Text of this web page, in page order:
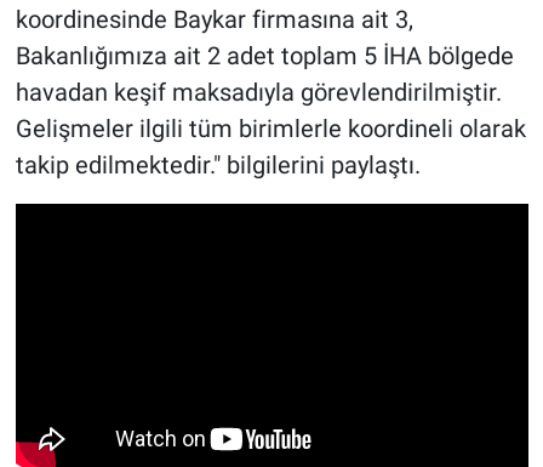
koordinesinde Baykar firmasına ait 3,
Bakanlığımıza ait 2 adet toplam 5 İHA bölgede
havadan keşif maksadıyla görevlendirilmiştir.
Gelişmeler ilgili tüm birimlerle koordineli olarak
takip edilmektedir." bilgilerini paylaştı.